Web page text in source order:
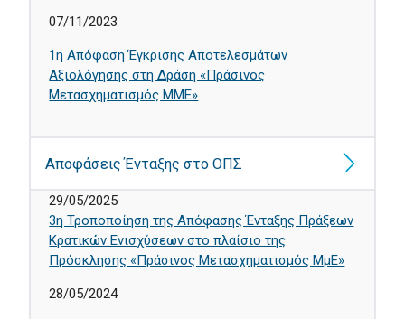
07/11/2023
1η Απόφαση Έγκρισης Αποτελεσμάτων
Αξιολόγησης στη Δράση «Πράσινος
Μετασχηματισμός ΜΜΕ»
Αποφάσεις Ένταξης στο ΟΠΣ
29/05/2025
3η Τροποποίηση της Απόφασης Ένταξης Πράξεων
Κρατικών Ενισχύσεων στο πλαίσιο της
Πρόσκλησης «Πράσινος Μετασχηματισμός ΜμΕ»
28/05/2024